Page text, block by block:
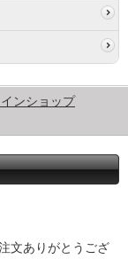
ンショップ
文ありがとうござ